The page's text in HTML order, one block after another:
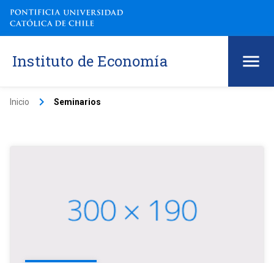
Instituto de Economía
Inicio keyboard_arrow_right Seminarios